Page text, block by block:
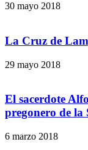
30 mayo 2018
La Cruz de
29 mayo 2018
El sacerdote
pregonero de la
6 marzo 2018